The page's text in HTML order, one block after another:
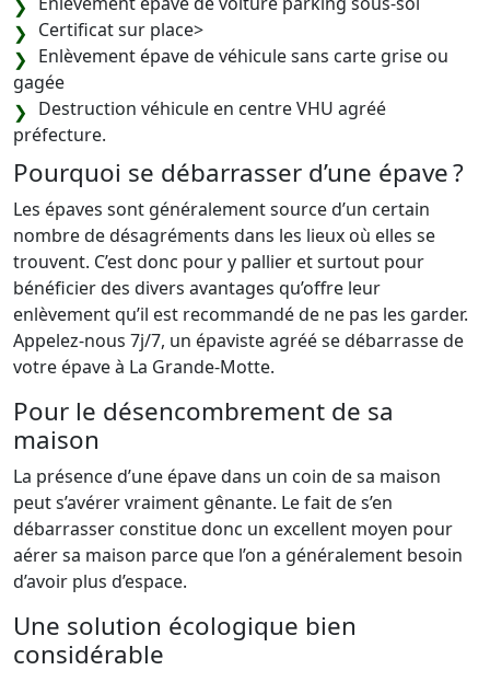
Certificat sur place>
Enlèvement épave de véhicule sans carte grise ou
gagée
Destruction véhicule en centre VHU agréé
préfecture.
Pourquoi se débarrasser d’une épave ?
Les épaves sont généralement source d’un certain
nombre de désagréments dans les lieux où elles se
trouvent. C’est donc pour y pallier et surtout pour
bénéficier des divers avantages qu’offre leur
enlèvement qu’il est recommandé de ne pas les garder.
Appelez-nous 7j/7, un épaviste agréé se débarrasse de
votre épave à La Grande-Motte.
Pour le désencombrement de sa
maison
La présence d’une épave dans un coin de sa maison
peut s’avérer vraiment gênante. Le fait de s’en
débarrasser constitue donc un excellent moyen pour
aérer sa maison parce que l’on a généralement besoin
d’avoir plus d’espace.
Une solution écologique bien
considérable